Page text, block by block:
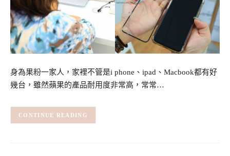
身為果粉一家人，家裡不管是i phone、ipad、Macbook都有好
幾台，雖然蘋果的產品耐用度非常高，常常…
CONTINUE READING